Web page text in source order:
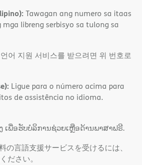
Tawagan ang numero sa itaas
libreng serbisyo sa tulong sa
어 지원 서비스를 받으려면 위 번호로
Ligue para o número acima para
de assistência no idioma.
ເພື່ອຮັບບໍລິການຊ່ວຍເຫຼືອດ້ານພາສາຟຣີ.
の言語支援サービスを受けるには、
ださい。